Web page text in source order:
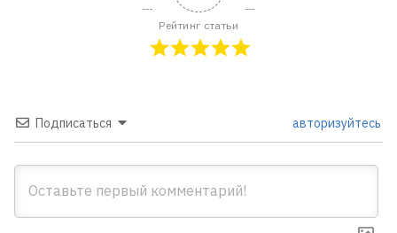
Рейтинг статьи
Подписаться авторизуйтесь